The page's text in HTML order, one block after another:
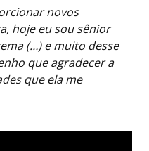
novos
hoje eu sou sênior
(…) e muito desse
que agradecer a
que ela me